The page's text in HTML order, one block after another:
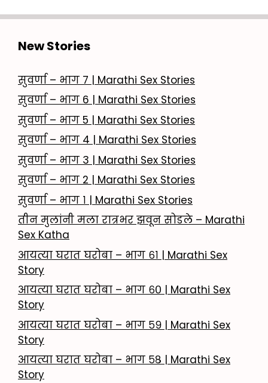
New Stories
सुवर्णा – भाग 7 | Marathi Sex Stories
सुवर्णा – भाग 6 | Marathi Sex Stories
सुवर्णा – भाग 5 | Marathi Sex Stories
सुवर्णा – भाग 4 | Marathi Sex Stories
सुवर्णा – भाग 3 | Marathi Sex Stories
सुवर्णा – भाग 2 | Marathi Sex Stories
सुवर्णा – भाग १ | Marathi Sex Stories
तीन मुलांनी मला रात्रभर झवून सोडले – Marathi
Sex Katha
आयत्या घरात घरोबा – भाग ६१ | Marathi Sex
Story
आयत्या घरात घरोबा – भाग ६० | Marathi Sex
Story
आयत्या घरात घरोबा – भाग ५९ | Marathi Sex
Story
आयत्या घरात घरोबा – भाग ५८ | Marathi Sex
Story